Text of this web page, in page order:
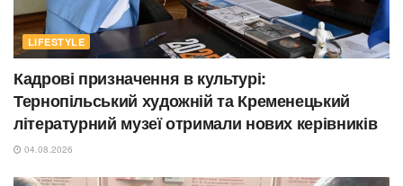
LIFESTYLE
Кадрові призначення в культурі:
Тернопільський художній та Кременецький
літературний музеї отримали нових керівників
04.08.2026